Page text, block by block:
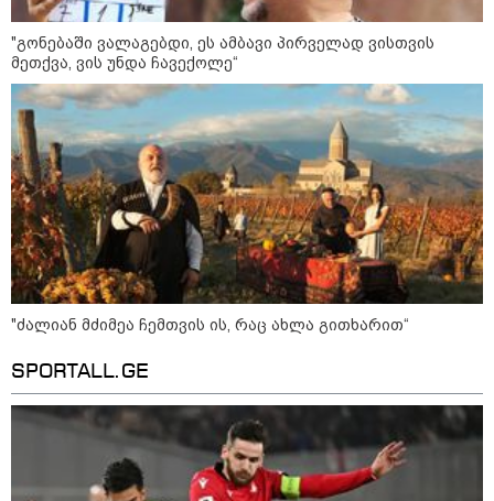
ოქროს ფასი ბოლო 2 თვის
მაქსიმუმზეა - რა დგას ძვირფასი
ლითონის მკვეთრი გაძვირების
უკან?
უნცია ოქრო დღიურად 101
დოლარით გაძვირდა - რა ღირს
გრამი საქართველოში?
„ტურისტების შემცირების მთავარი
მიზეზი ალბათ, ის პრორუსული,
პროჩინური, პროირანული
პოლიტიკაა, რომელსაც ქვეყანა
ატარებს“ - ცოტნე ჯაფარიძე
"გონებაში ვალაგებდი, ეს ამბავი პირველად ვისთვის
მეთქვა, ვის უნდა ჩავექოლე“
"ძალიან მძიმეა ჩემთვის ის, რაც ახლა გითხარით“
SPORTALL.GE